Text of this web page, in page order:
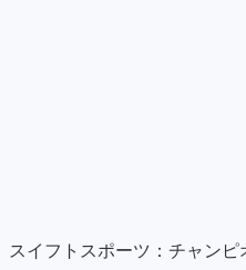
スイフトスポーツ：チャンピ